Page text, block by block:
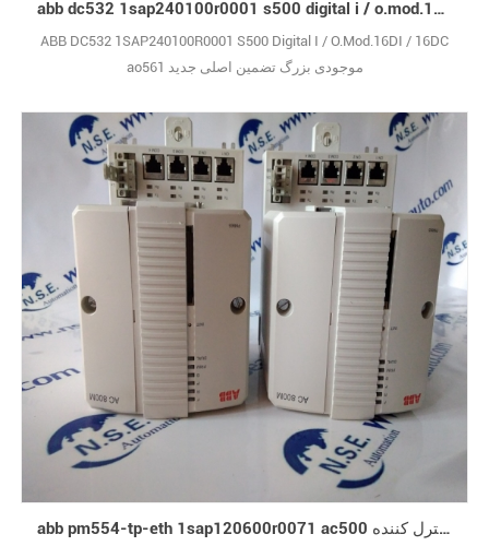
abb dc532 1sap240100r0001 s500 digital i / o.mod.16di / 16dc
ABB DC532 1SAP240100R0001 S500 Digital I / O.Mod.16DI / 16DC
ao561 موجودی بزرگ تضمین اصلی جدید
abb pm554-tp-eth 1sap120600r0071 ac500 کنترل کننده prog.logic جدید